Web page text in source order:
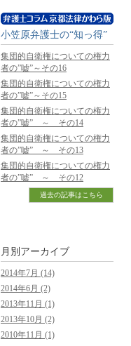
小笠原弁護士の“知っ得”
集団的自衛権についての権力
者の”嘘”～その16
集団的自衛権についての権力
者の”嘘”～その15
集団的自衛権についての権力
者の”嘘” ～ その14
集団的自衛権についての権力
者の”嘘” ～ その13
集団的自衛権についての権力
者の”嘘” ～ その12
過去の記事はこちら
月別アーカイブ
2014年7月 (14)
2014年6月 (2)
2013年11月 (1)
2013年10月 (2)
2010年11月 (1)